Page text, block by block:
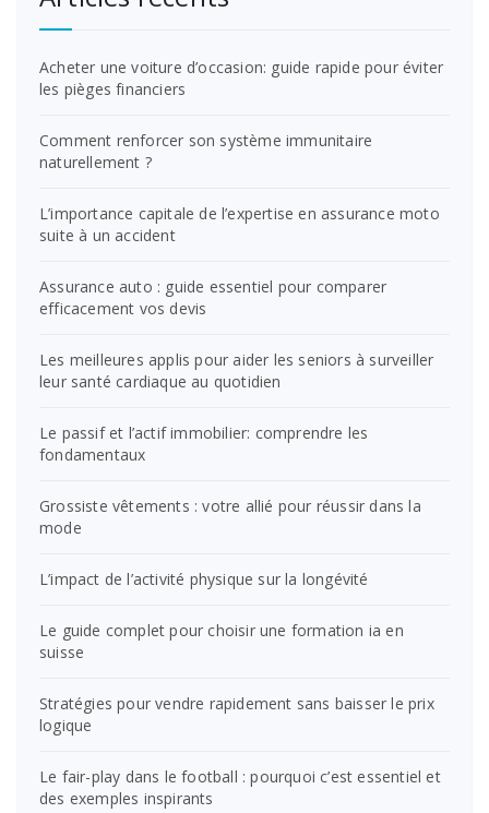
Acheter une voiture d’occasion: guide rapide pour éviter
les pièges financiers
Comment renforcer son système immunitaire
naturellement ?
L’importance capitale de l’expertise en assurance moto
suite à un accident
Assurance auto : guide essentiel pour comparer
efficacement vos devis
Les meilleures applis pour aider les seniors à surveiller
leur santé cardiaque au quotidien
Le passif et l’actif immobilier: comprendre les
fondamentaux
Grossiste vêtements : votre allié pour réussir dans la
mode
L’impact de l’activité physique sur la longévité
Le guide complet pour choisir une formation ia en
suisse
Stratégies pour vendre rapidement sans baisser le prix
logique
Le fair-play dans le football : pourquoi c’est essentiel et
des exemples inspirants